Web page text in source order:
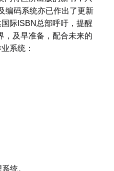
编码系统亦已作出了更新
际ISBN总部呼吁，提醒
，及早准备，配合未来的
系统：
统。